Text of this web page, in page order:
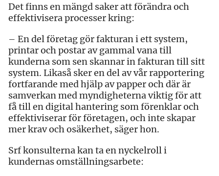
Det finns en mängd saker att förändra och
effektivisera processer kring:
– En del företag gör fakturan i ett system,
printar och postar av gammal vana till
kunderna som sen skannar in fakturan till sitt
system. Likaså sker en del av vår rapportering
fortfarande med hjälp av papper och där är
samverkan med myndigheterna viktig för att
få till en digital hantering som förenklar och
effektiviserar för företagen, och inte skapar
mer krav och osäkerhet, säger hon.
Srf konsulterna kan ta en nyckelroll i
kundernas omställningsarbete: